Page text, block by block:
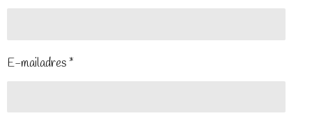
E-mailadres *